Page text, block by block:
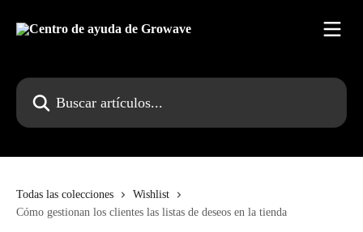
Buscar artículos...
Todas las colecciones
Wishlist
Cómo gestionan los clientes las listas de deseos en la tienda